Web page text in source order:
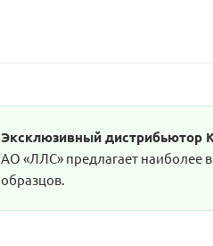
Эксклюзивный дистрибьютор
АО «ЛЛС» предлагает наиболее
образцов.